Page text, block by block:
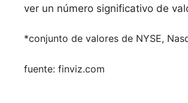
ver un número significativo de
*conjunto de valores de NYSE,
fuente: finviz.com